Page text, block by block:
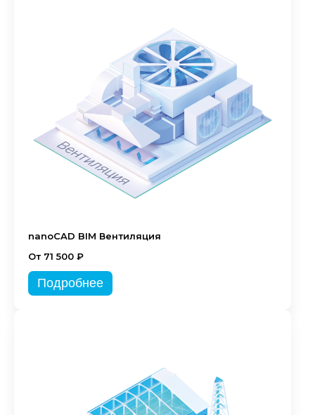
nanoCAD BIM Вентиляция
От 71 500 ₽
Подробнее